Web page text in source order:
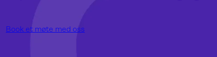
Book et møte med oss